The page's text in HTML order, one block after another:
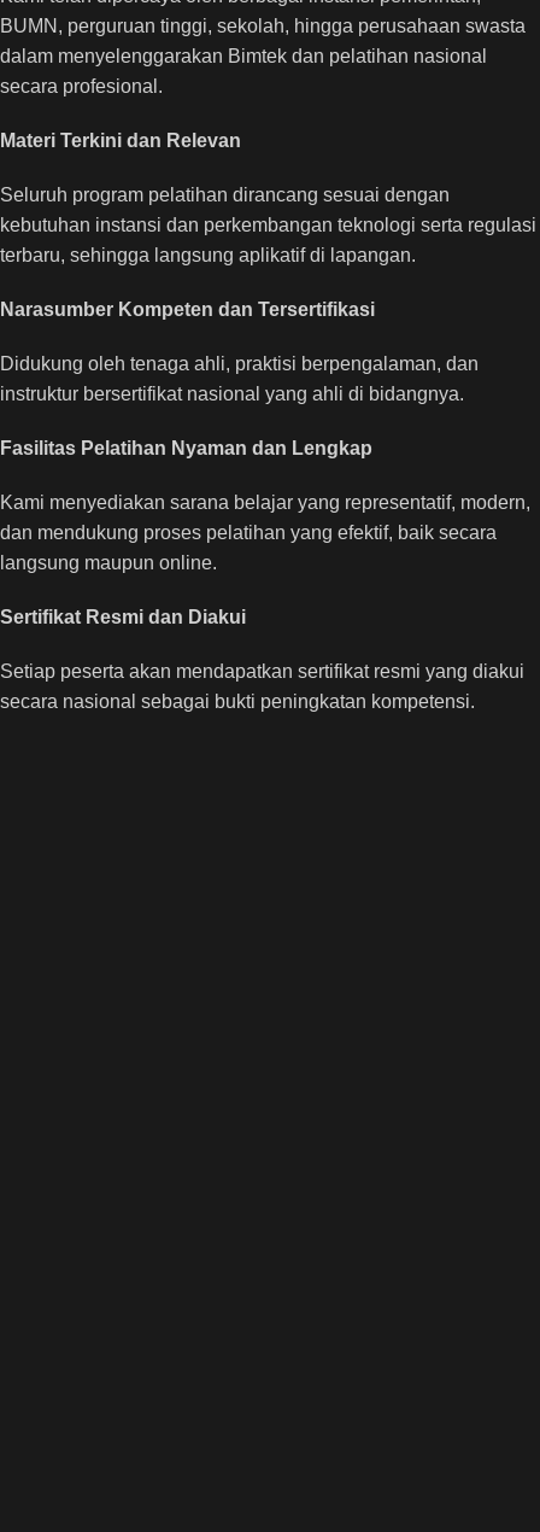
BUMN, perguruan tinggi, sekolah, hingga perusahaan swasta
dalam menyelenggarakan Bimtek dan pelatihan nasional
secara profesional.
Materi Terkini dan Relevan
Seluruh program pelatihan dirancang sesuai dengan
kebutuhan instansi dan perkembangan teknologi serta regulasi
terbaru, sehingga langsung aplikatif di lapangan.
Narasumber Kompeten dan Tersertifikasi
Didukung oleh tenaga ahli, praktisi berpengalaman, dan
instruktur bersertifikat nasional yang ahli di bidangnya.
Fasilitas Pelatihan Nyaman dan Lengkap
Kami menyediakan sarana belajar yang representatif, modern,
dan mendukung proses pelatihan yang efektif, baik secara
langsung maupun online.
Sertifikat Resmi dan Diakui
Setiap peserta akan mendapatkan sertifikat resmi yang diakui
secara nasional sebagai bukti peningkatan kompetensi.